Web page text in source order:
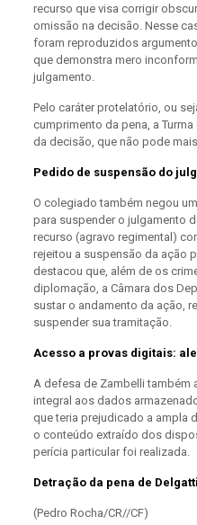
recurso que visa corrigir
omissão na decisão. Nesse
foram reproduzidos
que demonstra mero
julgamento.
Pelo caráter protelatório, ou
cumprimento da pena, a
da decisão, que não pode
Pedido de suspensão do
O colegiado também negou
para suspender o julgamento
recurso (agravo regimental)
rejeitou a suspensão da ação
destacou que, além de os
diplomação, a Câmara dos
sustar o andamento da ação,
suspender sua tramitação.
Acesso a provas digitais:
A defesa de Zambelli também
integral aos dados
que teria prejudicado a ampla
o conteúdo extraído dos
perícia particular foi realizada.
Detração da pena de
(Pedro Rocha/CR//CF)